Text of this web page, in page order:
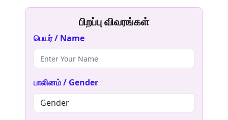
பிறப்பு விவரங்கள்
பெயர் / Name
பாலினம் / Gender